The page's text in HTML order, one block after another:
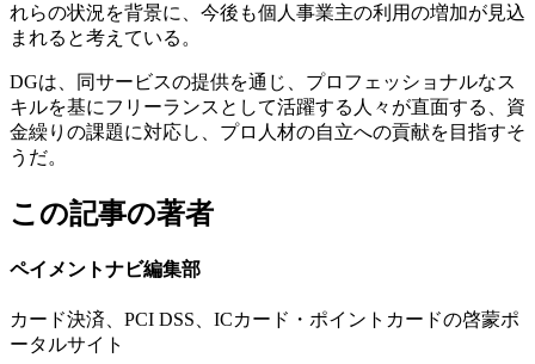
れらの状況を背景に、今後も個人事業主の利用の増加が見込
まれると考えている。
DGは、同サービスの提供を通じ、プロフェッショナルなス
キルを基にフリーランスとして活躍する人々が直面する、資
金繰りの課題に対応し、プロ人材の自立への貢献を目指すそ
うだ。
この記事の著者
ペイメントナビ編集部
カード決済、PCI DSS、ICカード・ポイントカードの啓蒙ポ
ータルサイト